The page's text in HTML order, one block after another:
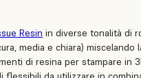
Resin in diverse tonalità di
media e chiara) miscelando
di resina per stampare in